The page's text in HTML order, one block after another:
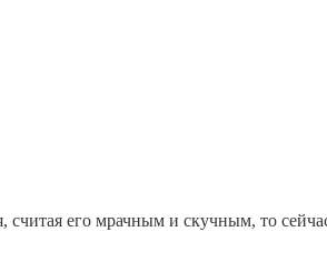
его мрачным и скучным, то
такого эффекта - расскажем в